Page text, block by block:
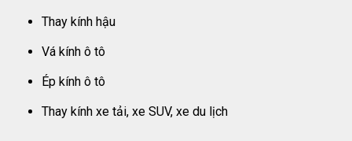
Thay kính hậu
Vá kính ô tô
Ép kính ô tô
Thay kính xe tải, xe SUV, xe du lịch